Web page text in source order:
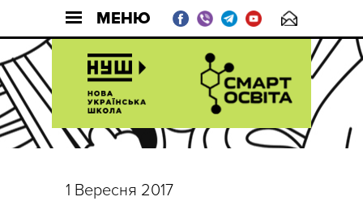
МЕНЮ
1 Вересня 2017